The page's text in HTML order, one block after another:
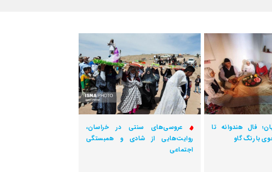
فال هندوانه تا
با رنگ گاو
عروسی‌های سنتی در خراسان،
روایت‌هایی از شادی و همبستگی
اجتماعی